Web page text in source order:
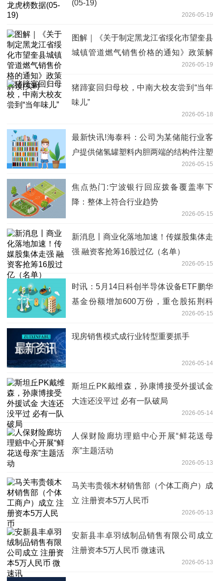
(05-19)
2026-05-19
图解｜《关于制定黑龙江省绥化市望奎县
城镇管道燃气销售价格的通知》政策解
2026-05-19
猪蹄宴回归母校，中南大校友尝到“当年
味儿”
2026-05-18
最新快讯!海泰科：公司为某储能行业客
户提供储氢罐塑料内胆两端的结构件注塑
模具和不锈钢嵌件，相关订单已交付2026-05-15
焦点热门:宁波银行回应拨备覆盖率下
降：整体上符合行业趋势
2026-05-15
新消息丨商业化落地加速！传媒股集体走
强 融资客抢筹16股过亿（名单）
2026-05-15
时讯：5月14日科创半导体设备ETF鹏华
基金份额增加600万份，重仓股拓荆科
2026-05-15
现房销售模式成行业转型重要抓手
2026-05-14
斯坦丘PK戴维森，孙康博接受外援试金
大连还没平过 必有一队破局
2026-05-14
人保财险廊坊理赔中心开展“鲜花送母
亲”主题活动
2026-05-13
马关韦贵领木材销售部（个体工商户）成
立 注册资本5万人民币
2026-05-13
安新县丰卓羽绒制品销售有限公司成立
注册资本5万人民币 微速讯
2026-05-13